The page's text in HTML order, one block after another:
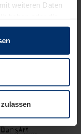
weiteren Daten
gesammelt
Gerät speichern,
Typen benötigen
Sie jederzeit